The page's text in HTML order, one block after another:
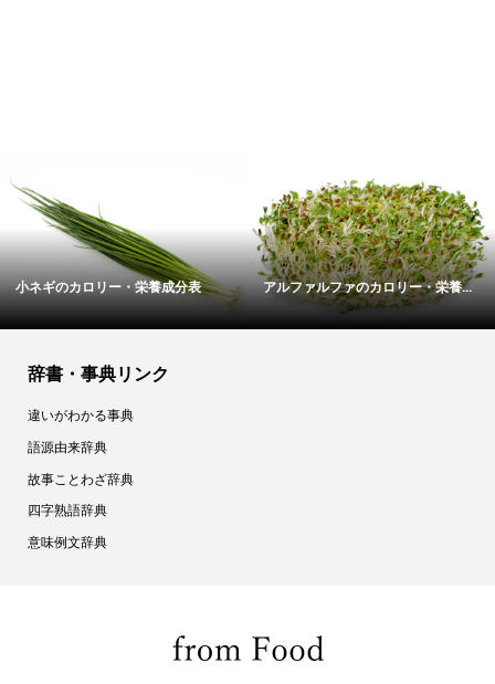
小ネギのカロリー・栄養成分表 アルファルファのカロリー・栄養...
辞書・事典リンク
違いがわかる事典
語源由来辞典
故事ことわざ辞典
四字熟語辞典
意味例文辞典